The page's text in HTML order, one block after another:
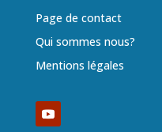
Page de contact
Qui sommes nous?
Mentions légales